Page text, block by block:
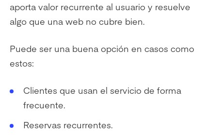
aporta valor recurrente al usuario y resuelve
algo que una web no cubre bien.
Puede ser una buena opción en casos como
estos:
Clientes que usan el servicio de forma
frecuente.
Reservas recurrentes.